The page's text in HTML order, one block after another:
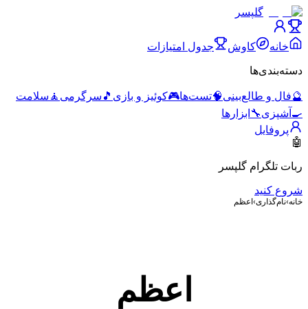
گلپسر
خانه کاوش جدول امتیازات
دسته‌بندی‌ها
🔮فال و طالع‌بینی🧠تست‌ها🎮کوئیز و بازی 🎵 سرگرمی 🧘 سلامت
🍳 آشپزی🔧 ابزارها
پروفایل
🤖
ربات تلگرام گلپسر
شروع کنید
خانه›نام‌گذاری› اعظم
اعظم